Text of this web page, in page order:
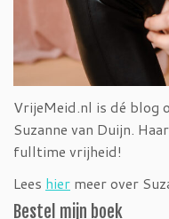
VrijeMeid.nl is dé blog
Suzanne van Duijn.
fulltime vrijheid!
Lees hier meer over
Bestel mijn boek